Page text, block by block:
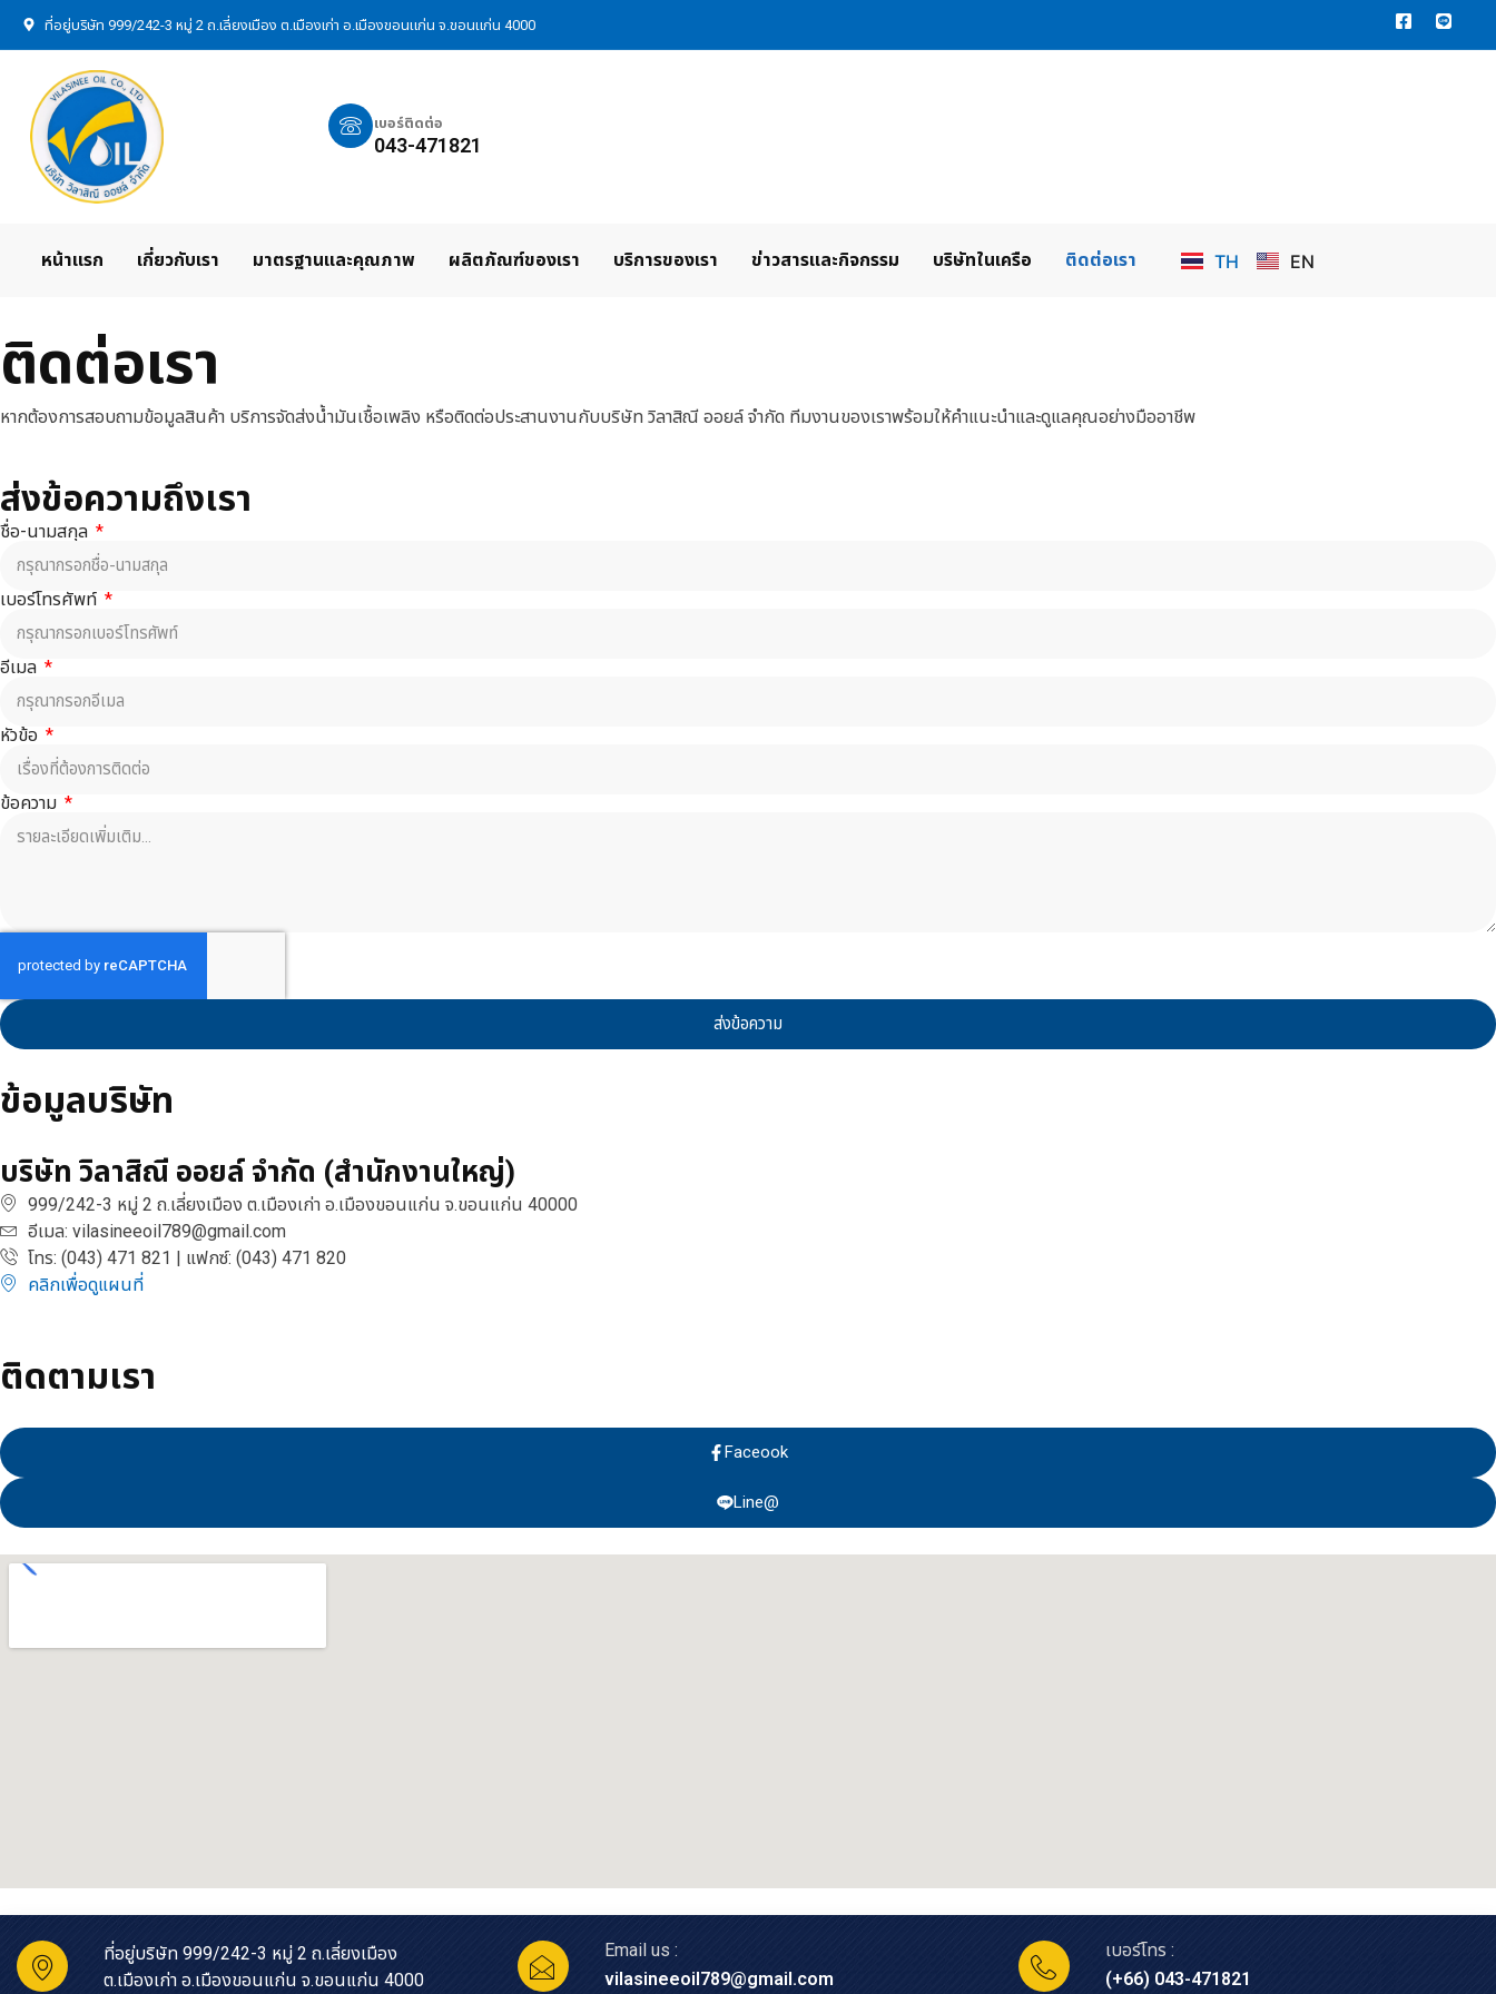
ที่อยู่บริษัท 999/242-3 หมู่ 2 ถ.เลี่ยงเมือง ต.เมืองเก่า อ.เมืองขอนแก่น จ.ขอนแก่น 4000
เบอร์ติดต่อ
043-471821
หน้าแรก เกี่ยวกับเรา มาตรฐานและคุณภาพ ผลิตภัณฑ์ของเรา บริการของเรา ข่าวสารและกิจกรรม บริษัทในเครือ ติดต่อเรา TH EN
ติดต่อเรา
หากต้องการสอบถามข้อมูลสินค้า บริการจัดส่งน้ำมันเชื้อเพลิง หรือติดต่อประสานงานกับบริษัท วิลาสิณี ออยล์ จำกัด ทีมงานของเราพร้อมให้คำแนะนำและดูแลคุณอย่างมืออาชีพ
ส่งข้อความถึงเรา
ชื่อ-นามสกุล
เบอร์โทรศัพท์
อีเมล
หัวข้อ
ข้อความ
ส่งข้อความ
ข้อมูลบริษัท
บริษัท วิลาสิณี ออยล์ จำกัด (สำนักงานใหญ่)
999/242-3 หมู่ 2 ถ.เลี่ยงเมือง ต.เมืองเก่า อ.เมืองขอนแก่น จ.ขอนแก่น 40000
อีเมล: vilasineeoil789@gmail.com
โทร: (043) 471 821 | แฟกซ์: (043) 471 820
คลิกเพื่อดูแผนที่
ติดตามเรา
Faceook
Line@
ที่อยู่บริษัท 999/242-3 หมู่ 2 ถ.เลี่ยงเมือง
ต.เมืองเก่า อ.เมืองขอนแก่น จ.ขอนแก่น 4000
Email us :
vilasineeoil789@gmail.com
เบอร์โทร :
(+66) 043-471821